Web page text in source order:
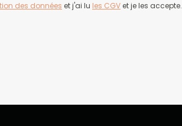
des données et j'ai lu les CGV et je les accepte.